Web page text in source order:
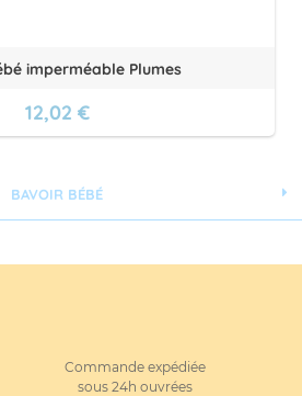
BAVOIR BÉBÉ
imperméable Plumes
12,02 €
Commande expédiée
sous 24h ouvrées